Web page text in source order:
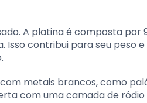
A platina é composta por
Isso contribui para seu peso e
metais brancos, como
com uma camada de ródio